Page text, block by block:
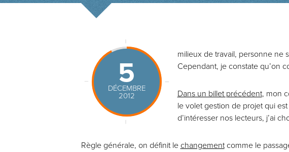
5
DÉCEMBRE
2012
milieux de travail, personne ne
Cependant, je constate qu’on
Dans un billet précédent, mon
le volet gestion de projet qui
d’intéresser nos lecteurs, j’ai
Règle générale, on définit le changementcomme le